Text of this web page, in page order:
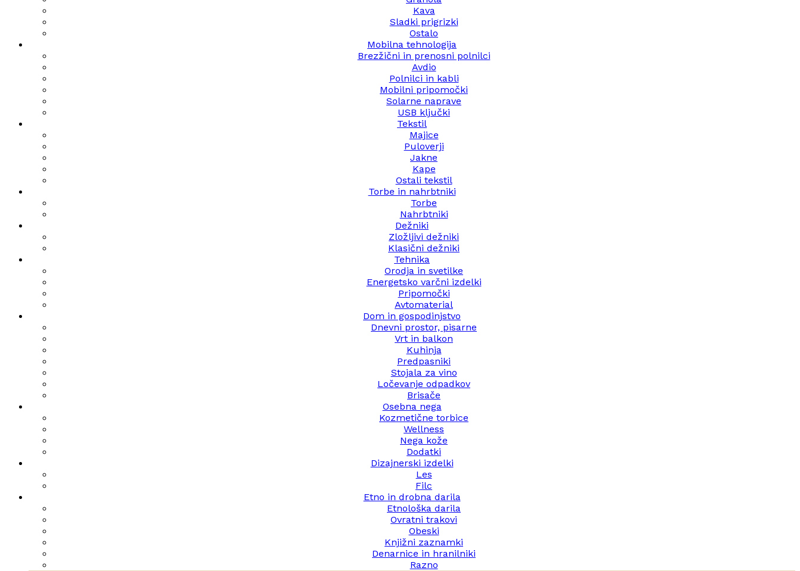
Kava
Sladki prigrizki
Ostalo
Mobilna tehnologija
Brezžični in prenosni polnilci
Avdio
Polnilci in kabli
Mobilni pripomočki
Solarne naprave
USB ključki
Tekstil
Majice
Puloverji
Jakne
Kape
Ostali tekstil
Torbe in nahrbtniki
Torbe
Nahrbtniki
Dežniki
Zložljivi dežniki
Klasični dežniki
Tehnika
Orodja in svetilke
Energetsko varčni izdelki
Pripomočki
Avtomaterial
Dom in gospodinjstvo
Dnevni prostor, pisarne
Vrt in balkon
Kuhinja
Predpasniki
Stojala za vino
Ločevanje odpadkov
Brisače
Osebna nega
Kozmetične torbice
Wellness
Nega kože
Dodatki
Dizajnerski izdelki
Les
Filc
Etno in drobna darila
Etnološka darila
Ovratni trakovi
Obeski
Knjižni zaznamki
Denarnice in hranilniki
Razno